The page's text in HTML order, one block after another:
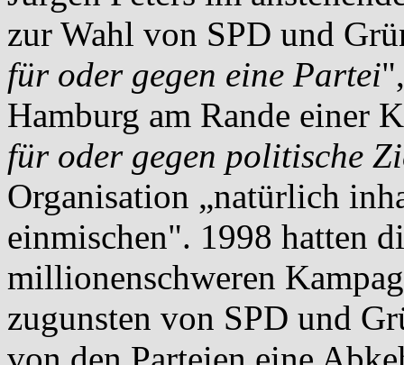
zur Wahl von SPD und
für oder gegen eine Partei
Hamburg am Rande einer
für oder gegen politische
Organisation „natürlich
einmischen". 1998 hatten
millionenschweren
zugunsten von SPD und